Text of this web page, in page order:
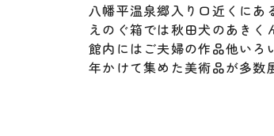
八幡平温泉郷入り口近くに
えのぐ箱では秋田犬のあき
館内にはご夫婦の作品他い
年かけて集めた美術品が多数